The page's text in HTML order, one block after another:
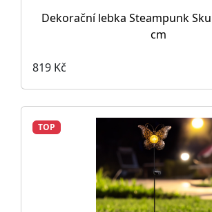
Dekorační lebka Steampunk
cm
819 Kč
TOP